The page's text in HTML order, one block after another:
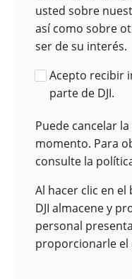
usted sobre
así como sobre
ser de su interés.
Acepto recibir
parte de DJI.
Puede cancelar
momento. Para
consulte la
Al hacer clic en
DJI almacene y
personal
proporcionarle